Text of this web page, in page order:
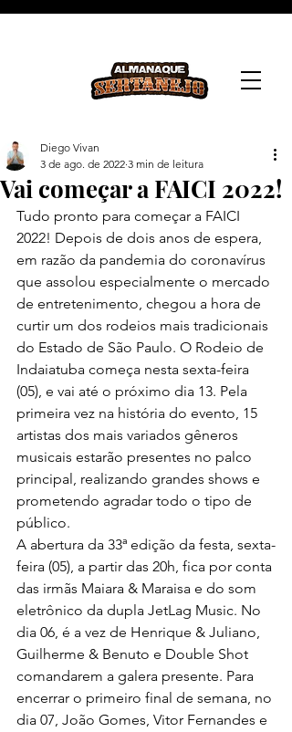
Vai começar a FAICI 2022!
Diego Vivan
3 de ago. de 2022 3 min de leitura
Tudo pronto para começar a FAICI
2022! Depois de dois anos de espera,
em razão da pandemia do coronavírus
que assolou especialmente o mercado
de entretenimento, chegou a hora de
curtir um dos rodeios mais tradicionais
do Estado de São Paulo. O Rodeio de
Indaiatuba começa nesta sexta-feira
(05), e vai até o próximo dia 13. Pela
primeira vez na história do evento, 15
artistas dos mais variados gêneros
musicais estarão presentes no palco
principal, realizando grandes shows e
prometendo agradar todo o tipo de
público.
A abertura da 33ª edição da festa, sexta-
feira (05), a partir das 20h, fica por conta
das irmãs Maiara & Maraisa e do som
eletrônico da dupla JetLag Music. No
dia 06, é a vez de Henrique & Juliano,
Guilherme & Benuto e Double Shot
comandarem a galera presente. Para
encerrar o primeiro final de semana, no
dia 07, João Gomes, Vitor Fernandes e